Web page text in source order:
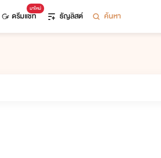
มาใหม่
ดรีมแชท ธัญลิสต์ ค้นหา